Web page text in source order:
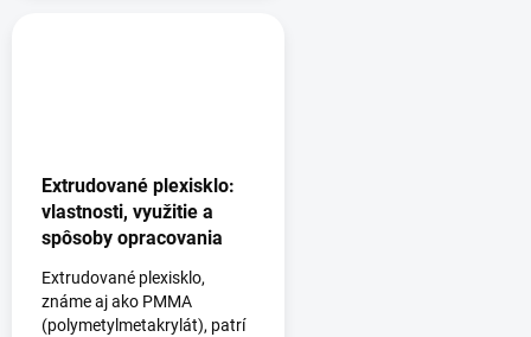
Extrudované plexisklo:
vlastnosti, využitie a
spôsoby opracovania
Extrudované plexisklo,
známe aj ako PMMA
(polymetylmetakrylát), patrí